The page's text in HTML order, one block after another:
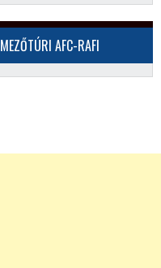
MEZŐTÚRI AFC-RAFI